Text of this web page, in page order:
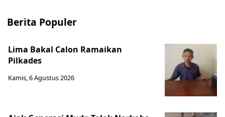
Berita Populer
Lima Bakal Calon Ramaikan
Pilkades
Kamis, 6 Agustus 2026